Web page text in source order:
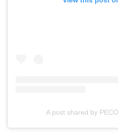
A post shared by